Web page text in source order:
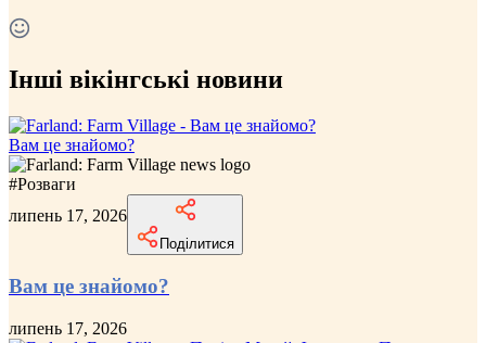
Інші вікінгські новини
Вам це знайомо?
#Розваги
липень 17, 2026
Поділитися
Вам це знайомо?
липень 17, 2026